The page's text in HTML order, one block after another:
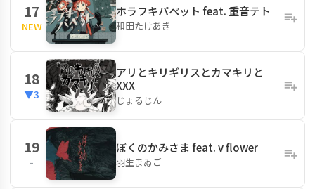
17
NEW
ホラフキパペット feat. 重音テト
和田たけあき
18
▼3
アリとキリギリスとカマキリと
XXX
じょるじん
19
-
ぼくのかみさま feat. v flower
羽生まゐご